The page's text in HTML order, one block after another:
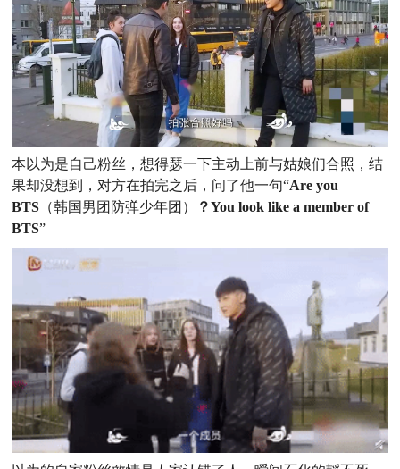
本以为是自己粉丝，想得瑟一下主动上前与姑娘们合照，结
果却没想到，对方在拍完之后，问了他一句“Are you
BTS （韩国男团防弹少年团） ？You look like a member of
BTS”